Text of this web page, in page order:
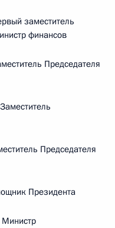
заместитель
финансов
Председателя
Председателя
Президента